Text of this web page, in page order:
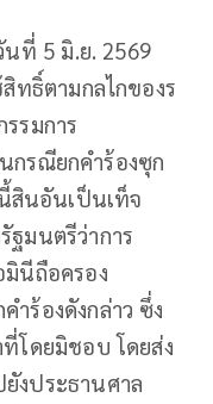
นที่ 5 มิ.ย. 2569
ทธิ์ตามกลไกของร
รมการ
รณียกคำร้องซุก
นอันเป็นเท็จ
มนตรีว่าการ
มินีถือครอง
ร้องดังกล่าว ซึ่ง
โดยมิชอบ โดยส่ง
งประธานศาล